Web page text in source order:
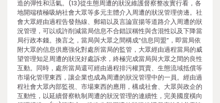
造的彈性和活氣。(13)從生態周遭的狀況維護督察整改實行看，各
地開端積極吸納社會大眾等多元主體介入周遭的狀況管理傍邊。社
會大眾經由過程告發熱線、郵箱以及言論宣揚等道路介入周遭的狀
況管理，可以或許削減當局信息不合錯誤稱性與含混性以及下降當
局行政本錢。換言之，當局與大眾之間構成“信息同盟”，即當局依
附大眾的信息供應強化對處所當局的監管，大眾經由過程當局的威
望管理知足周遭的狀況好處訴求，終極完成當局與大眾之間的良性
互動。同時，處所當局還可經由過程排污權買賣、生態流域抵償等
市場化管理東西，讓企業也成為周遭的狀況管理中的一員。經由過
程社會大眾內部監視、市場東西的應用，構成社會、大眾與政企的
互動性，以延續督察軌制周遭的狀況管理的連續性，完美國度橫向